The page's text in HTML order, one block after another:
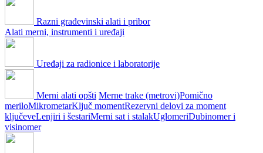
Razni građevinski alati i pribor
Alati merni, instrumenti i uređaji
Uređaji za radionice i laboratorije
Merni alati opšti Merne trake (metrovi)Pomično
meriloMikrometarKljuč momentRezervni delovi za moment
ključeveLenjiri i šestariMerni sat i stalakUglomeriDubinomer i
visinomer